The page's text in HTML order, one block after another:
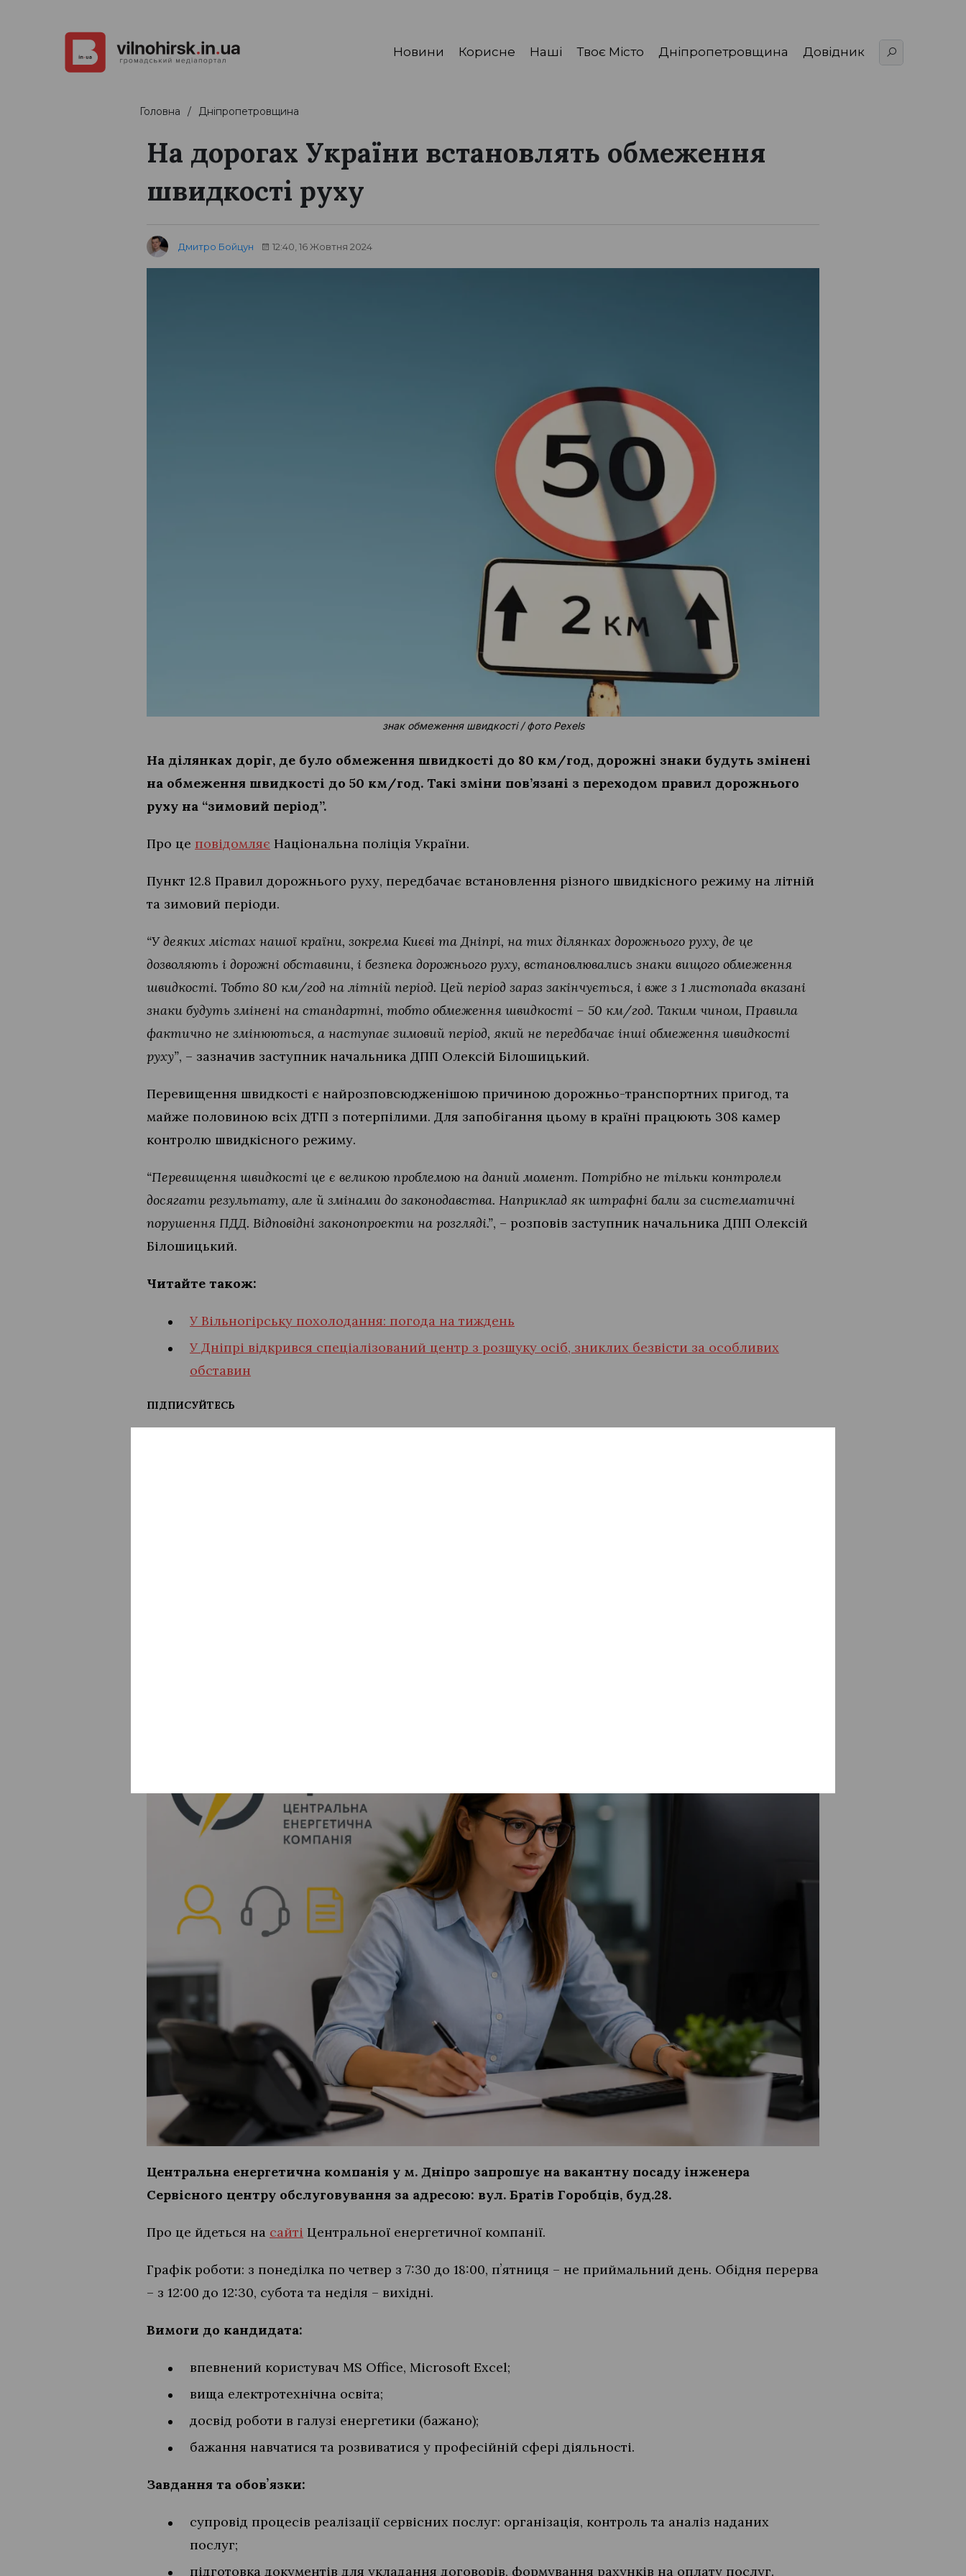
Новини Корисне Наші Твоє Місто Дніпропетровщина Довідник
Головна Дніпропетровщина
На дорогах України встановлять обмеження
швидкості руху
Дмитро Бойцун 12:40, 16 Жовтня 2024
знак обмеження швидкості / фото Pexels
На ділянках доріг, де було обмеження швидкості до 80 км/год, дорожні знаки будуть змінені
на обмеження швидкості до 50 км/год. Такі зміни пов’язані з переходом правил дорожнього
руху на “зимовий період”.
Про це повідомляє Національна поліція України.
Пункт 12.8 Правил дорожнього руху, передбачає встановлення різного швидкісного режиму на літній
та зимовий періоди.
“У деяких містах нашої країни, зокрема Києві та Дніпрі, на тих ділянках дорожнього руху, де це
дозволяють і дорожні обставини, і безпека дорожнього руху, встановлювались знаки вищого обмеження
швидкості. Тобто 80 км/год на літній період. Цей період зараз закінчується, і вже з 1 листопада вказані
знаки будуть змінені на стандартні, тобто обмеження швидкості – 50 км/год. Таким чином, Правила
фактично не змінюються, а наступає зимовий період, який не передбачає інші обмеження швидкості
руху”, – зазначив заступник начальника ДПП Олексій Білошицький.
Перевищення швидкості є найрозповсюдженішою причиною дорожньо-транспортних пригод, та
майже половиною всіх ДТП з потерпілими. Для запобігання цьому в країні працюють 308 камер
контролю швидкісного режиму.
“Перевищення швидкості це є великою проблемою на даний момент. Потрібно не тільки контролем
досягати результату, але й змінами до законодавства. Наприклад як штрафні бали за систематичні
порушення ПДД. Відповідні законопроекти на розгляді.”, – розповів заступник начальника ДПП Олексій
Білошицький.
Читайте також:
У Вільногірську похолодання: погода на тиждень
У Дніпрі відкрився спеціалізований центр з розшуку осіб, зниклих безвісти за особливих
обставин
ПІДПИСУЙТЕСЬ
Центральна енергетична компанія у м. Дніпро запрошує на вакантну посаду інженера
Сервісного центру обслуговування за адресою: вул. Братів Горобців, буд.28.
Про це йдеться на сайті Центральної енергетичної компанії.
Графік роботи: з понеділка по четвер з 7:30 до 18:00, пʼятниця – не приймальний день. Обідня перерва
– з 12:00 до 12:30, субота та неділя – вихідні.
Вимоги до кандидата:
впевнений користувач MS Office, Microsoft Excel;
вища електротехнічна освіта;
досвід роботи в галузі енергетики (бажано);
бажання навчатися та розвиватися у професійній сфері діяльності.
Завдання та обовʼязки:
супровід процесів реалізації сервісних послуг: організація, контроль та аналіз наданих
послуг;
підготовка документів для укладання договорів, формування рахунків на оплату послуг.